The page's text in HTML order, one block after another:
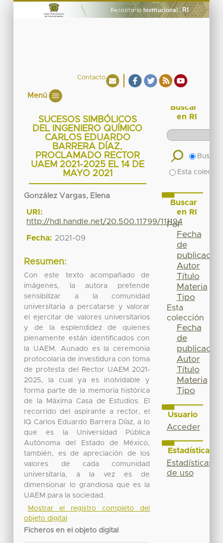
Contacto
Menú
SUCESOS SIMBÓLICOS
DEL INGENIERO QUÍMICO
CARLOS EDUARDO
BARRERA DÍAZ,
PROCLAMADO RECTOR
UAEM 2021-2025 EL 14 DE
MAYO 2021
González Vargas, Elena
URI:
http://hdl.handle.net/20.500.11799/111194
Fecha: 2021-09
Resumen:
Con este texto acompañado de
imágenes, la autora pretende
sensibilizar a la comunidad
universitaria a percatarse y valorar
el ejercitar de valores universitarios
y de la esplendidez de quienes
plenamente están identificados con
la UAEM. Aunado es la ceremonia
protocolaria de investidura con toma
de protesta del Rector UAEM 2021-
2025, la cual ya es inolvidable y
forma parte de la memoria histórica
de la Máxima Casa de Estudios. El
recorrido del aspirante a rector, el
IQ Carlos Eduardo Barrera Díaz, a lo
que es la Universidad Pública
Autónoma del Estado de México,
también, es de apreciación de los
valores de cada comunidad
universitaria, a la vez es de
dimensionar lo grandiosa que es la
UAEM para la sociedad.
Mostrar el registro completo del
objeto digital
Ficheros en el objeto digital
Buscar
en RI
Buscar
Esta
Buscar
en RI
Por
Fecha
de
publicación
Autor
Título
Materia
Tipo
Esta
colección
Fecha
de
publicación
Autor
Título
Materia
Tipo
Usuario
Acceder
Estadísticas
Estadísticas
de uso